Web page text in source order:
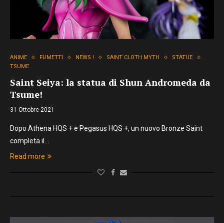
ANIME FUMETTI NEWS ! SAINT CLOTH MYTH
STATUE
TSUME
Saint Seiya: la statua di Shun Andromeda da
Tsume!
31 Ottobre 2021
Dopo Athena HQS + e Pegasus HQS +, un nuovo Bronze Saint
completa il…
Read more